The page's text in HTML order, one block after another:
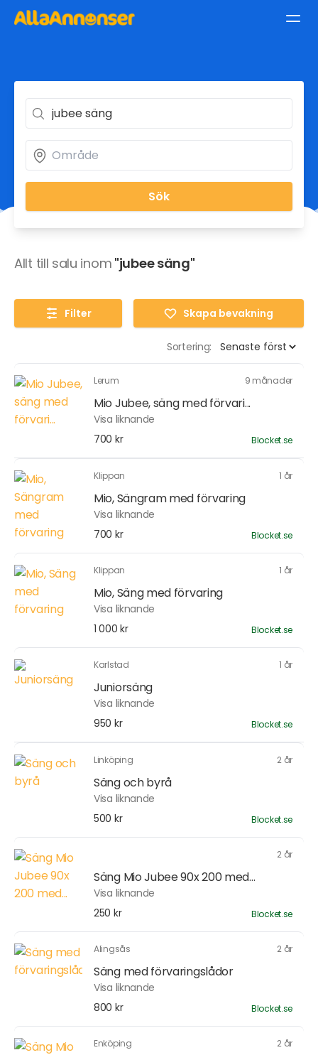
Sök
Allt till salu inom "jubee säng"
Filter Skapa bevakning
Sortering:
Lerum 9 månader
Mio Jubee, säng med förvari...
Visa liknande
700 kr
Blocket.se
Klippan 1 år
Mio, Sängram med förvaring
Visa liknande
700 kr
Blocket.se
Klippan 1 år
Mio, Säng med förvaring
Visa liknande
1 000 kr
Blocket.se
Karlstad 1 år
Juniorsäng
Visa liknande
950 kr
Blocket.se
Linköping 2 år
Säng och byrå
Visa liknande
500 kr
Blocket.se
2 år
Säng Mio Jubee 90x 200 med...
Visa liknande
250 kr
Blocket.se
Alingsås 2 år
Säng med förvaringslådor
Visa liknande
800 kr
Blocket.se
Enköping 2 år